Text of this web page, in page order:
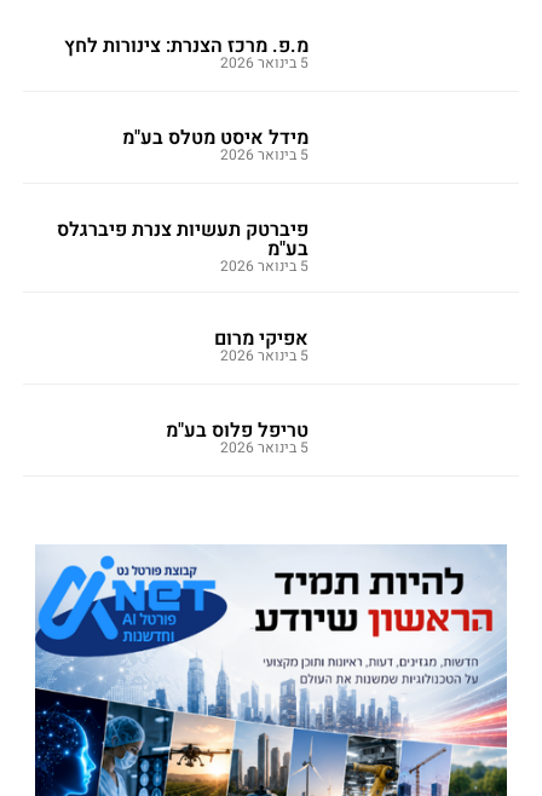
מ.פ. מרכז הצנרת: צינורות לחץ
5 בינואר 2026
מידל איסט מטלס בע"מ
5 בינואר 2026
פיברטק תעשיות צנרת פיברגלס
בע"מ
5 בינואר 2026
אפיקי מרום
5 בינואר 2026
טריפל פלוס בע"מ
5 בינואר 2026